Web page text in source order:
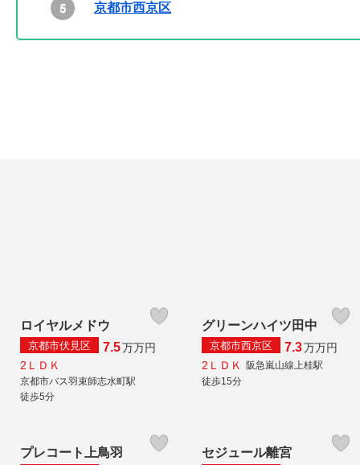
京都市西京区
ロイヤルメドウ
京都市伏見区 7.5万万円
2ＬＤＫ
京都市バス羽束師志水町駅
徒歩5分
グリーンハイツ田中
京都市西京区 7.3万万円
2ＬＤＫ
阪急嵐山線上桂駅
徒歩15分
プレコート上鳥羽 セジュール離宮